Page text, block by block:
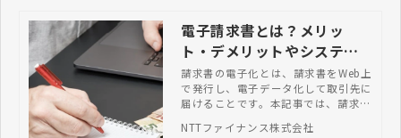
電子請求書とは？メリッ
ト・デメリットやシステム
の選び方など全まとめ
請求書の電子化とは、請求書をWeb上
で発行し、電子データ化して取引先に
届けることです。本記事では、請求書
デメリットなどを解説します。
NTTファイナンス株式会社